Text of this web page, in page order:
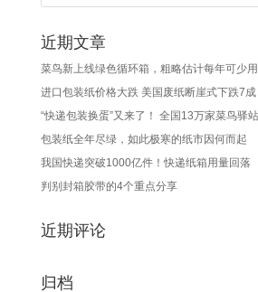
近期文章
菜鸟新上线绿色循环箱，粗略估计每年可少
进口包装纸价格大跌 美国废纸断崖式下跌7成
“快递包装换蛋”又来了！ 全国13万家菜鸟驿
包装纸全年尽绿，如此极寒的纸市因何而起
我国快递突破1000亿件！快递纸箱用量回落
判别封箱胶带的4个重点分享
近期评论
归档